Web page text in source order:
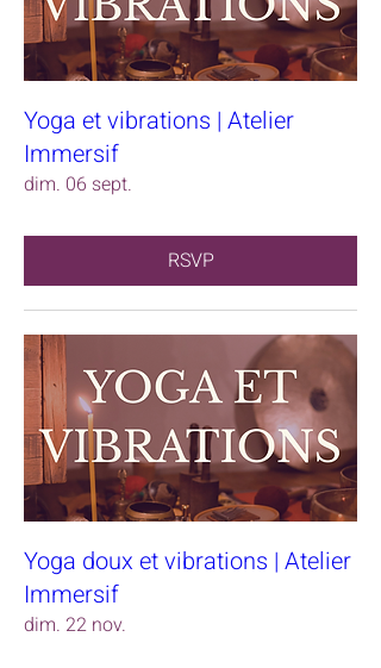
Yoga et vibrations | Atelier
Immersif
dim. 06 sept.
RSVP
Yoga doux et vibrations | Atelier
Immersif
dim. 22 nov.